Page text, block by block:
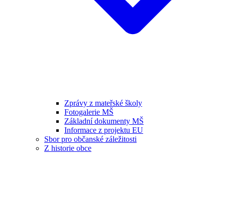
Zprávy z mateřské školy
Fotogalerie MŠ
Základní dokumenty MŠ
Informace z projektu EU
Sbor pro občanské záležitosti
Z historie obce